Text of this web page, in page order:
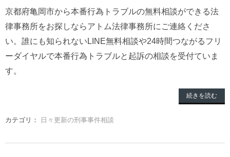
京都府亀岡市から本番行為トラブルの無料相談ができる法
律事務所をお探しならアトム法律事務所にご連絡くださ
い。誰にも知られないLINE無料相談や24時間つながるフリ
ーダイヤルで本番行為トラブルと起訴の相談を受付ていま
す。
続きを読む
カテゴリ： 日々更新の刑事事件相談